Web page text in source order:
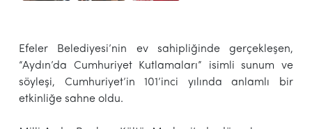
Efeler Belediyesi’nin ev sahipliğinde gerçekleşen,
“Aydın’da Cumhuriyet Kutlamaları” isimli sunum ve
söyleşi, Cumhuriyet’in 101’inci yılında anlamlı bir
etkinliğe sahne oldu.